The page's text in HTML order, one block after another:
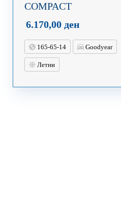
COMPACT
6.170,00 ден
165-65-14 Goodyear
Летни